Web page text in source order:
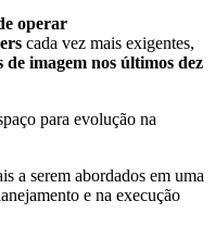
operar
cada vez mais exigentes,
de imagem nos últimos dez
para evolução na
a serem abordados em uma
e na execução